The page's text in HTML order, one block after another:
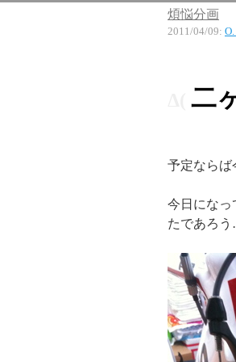
煩悩分画
2011/04/09:
二
予定ならば
今日になっ
たであろう